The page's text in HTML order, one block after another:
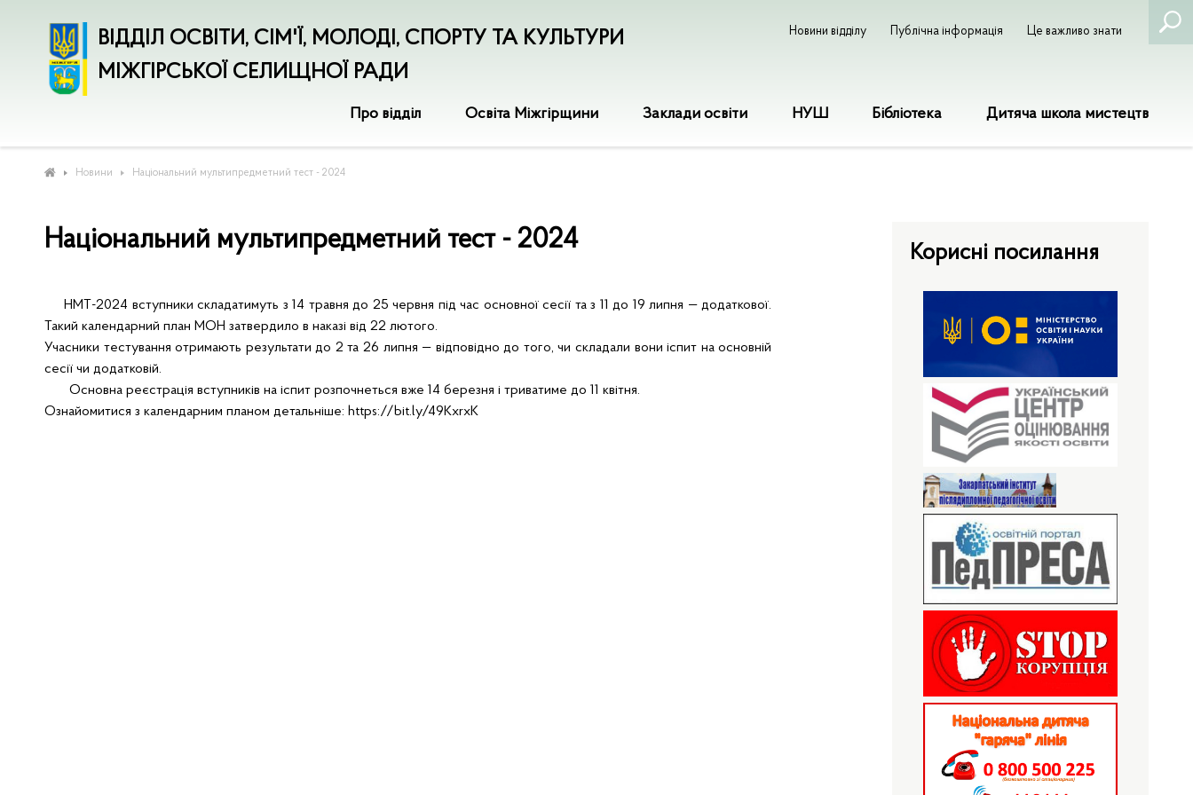
ВІДДІЛ ОСВІТИ, СІМ'Ї, МОЛОДІ, СПОРТУ ТА КУЛЬТУРИ
МІЖГІРСЬКОЇ СЕЛИЩНОЇ РАДИ
Новини відділу Публічна інформація Це важливо знати
Про відділ Освіта Міжгірщини Заклади освіти НУШ Бібліотека Дитяча школа мистецтв
Новини Національний мультипредметний тест - 2024
Національний мультипредметний тест - 2024
НМТ-2024 вступники складатимуть з 14 травня до 25 червня під час основної сесії та з 11 до 19 липня — додаткової.
Такий календарний план МОН затвердило в наказі від 22 лютого.
Учасники тестування отримають результати до 2 та 26 липня — відповідно до того, чи складали вони іспит на основній
сесії чи додатковій.
Основна реєстрація вступників на іспит розпочнеться вже 14 березня і триватиме до 11 квітня.
Ознайомитися з календарним планом детальніше: https://bit.ly/49KxrxK
Корисні посилання